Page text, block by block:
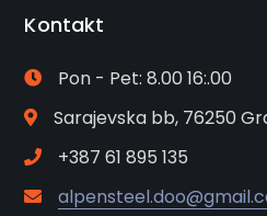
Kontakt
Pon - Pet: 8.00 16:.00
Sarajevska bb, 76250
+387 61 895 135